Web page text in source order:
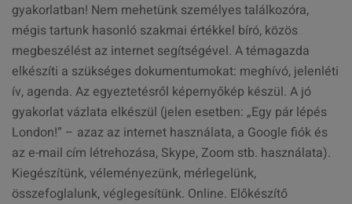
gyakorlatban! Nem mehetünk személyes találkozóra,
mégis tartunk hasonló szakmai értékkel bíró, közös
megbeszélést az internet segítségével. A témagazda
elkészíti a szükséges dokumentumokat: meghívó, jelenléti
ív, agenda. Az egyeztetésről képernyőkép készül. A jó
gyakorlat vázlata elkészül (jelen esetben: „Egy pár lépés
London!” – azaz az internet használata, a Google fiók és
az e-mail cím létrehozása, Skype, Zoom stb. használata).
Kiegészítünk, véleményezünk, mérlegelünk,
összefoglalunk, véglegesítünk. Online. Előkészítő